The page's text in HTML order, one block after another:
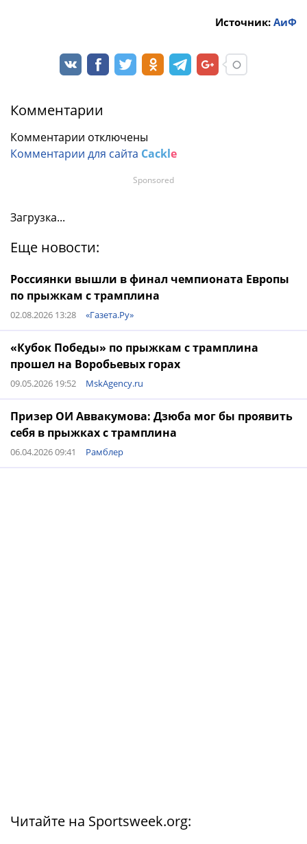
Источник: АиФ
Комментарии
Комментарии отключены
Комментарии для сайта Cackle
Загрузка...
Еще новости:
Россиянки вышли в финал чемпионата Европы
по прыжкам с трамплина
02.08.2026 13:28 «Газета.Ру»
«Кубок Победы» по прыжкам с трамплина
прошeл на Воробьeвых горах
09.05.2026 19:52 MskAgency.ru
Призер ОИ Аввакумова: Дзюба мог бы проявить
себя в прыжках с трамплина
06.04.2026 09:41 Рамблер
Читайте на Sportsweek.org:
Sponsored